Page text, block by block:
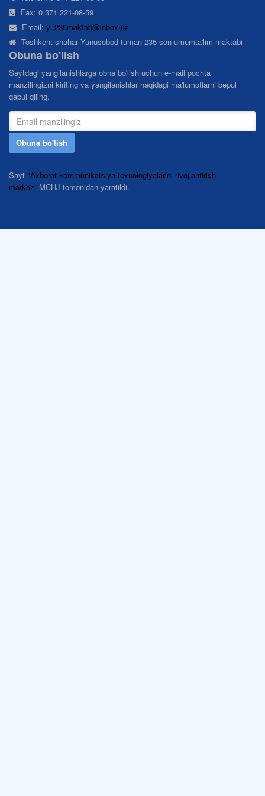
Fax: 0 371 221-08-59
Email:y_235maktab@inbox.uz
Toshkent shahar Yunusobod tuman 235-son umumta'lim maktabi
Obuna bo'lish
Saytdagi yangilanishlarga obna bo'lish uchun e-mail pochta
manzilingizni kiriting va yangilanishlar haqidagi ma'lumotlarni bepul
qabul qiling.
Obuna bo'lish
Sayt "Axborot-kommunikatsiya texnologiyalarini rivojlantirish
markazi"MCHJ tomonidan yaratildi.